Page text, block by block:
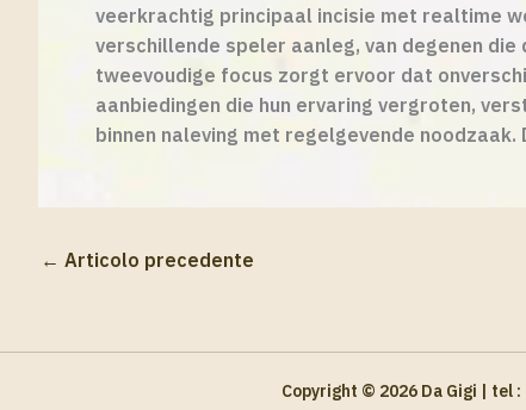
veerkrachtig principaal incisie met realtime
verschillende speler aanleg, van degenen
tweevoudige focus zorgt ervoor dat
aanbiedingen die hun ervaring vergroten,
binnen naleving met regelgevende
← Articolo precedente
Copyright © 2026 Da Gigi | tel